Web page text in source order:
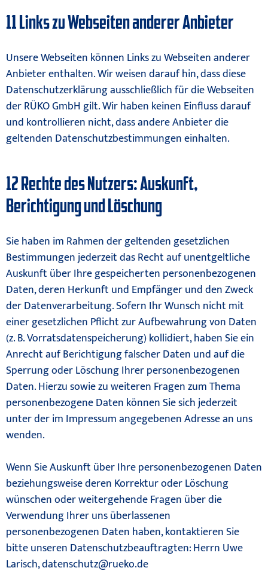
11 Links zu Webseiten anderer Anbieter
Unsere Webseiten können Links zu Webseiten anderer
Anbieter enthalten. Wir weisen darauf hin, dass diese
Datenschutzerklärung ausschließlich für die Webseiten
der RÜKO GmbH gilt. Wir haben keinen Einfluss darauf
und kontrollieren nicht, dass andere Anbieter die
geltenden Datenschutzbestimmungen einhalten.
12 Rechte des Nutzers: Auskunft,
Berichtigung und Löschung
Sie haben im Rahmen der geltenden gesetzlichen
Bestimmungen jederzeit das Recht auf unentgeltliche
Auskunft über Ihre gespeicherten personenbezogenen
Daten, deren Herkunft und Empfänger und den Zweck
der Datenverarbeitung. Sofern Ihr Wunsch nicht mit
einer gesetzlichen Pflicht zur Aufbewahrung von Daten
(z. B. Vorratsdatenspeicherung) kollidiert, haben Sie ein
Anrecht auf Berichtigung falscher Daten und auf die
Sperrung oder Löschung Ihrer personenbezogenen
Daten. Hierzu sowie zu weiteren Fragen zum Thema
personenbezogene Daten können Sie sich jederzeit
unter der im Impressum angegebenen Adresse an uns
wenden.
Wenn Sie Auskunft über Ihre personenbezogenen Daten
beziehungsweise deren Korrektur oder Löschung
wünschen oder weitergehende Fragen über die
Verwendung Ihrer uns überlassenen
personenbezogenen Daten haben, kontaktieren Sie
bitte unseren Datenschutzbeauftragten: Herrn Uwe
Larisch, datenschutz@rueko.de